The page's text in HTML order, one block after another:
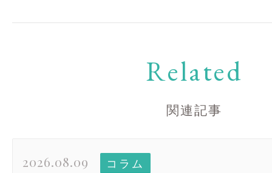
Related
関連記事
2026.08.09 コラム